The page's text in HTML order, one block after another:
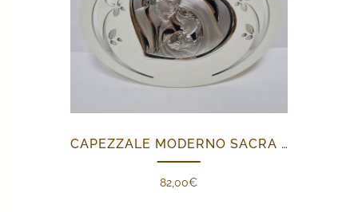
CAPEZZALE MODERNO SACRA FAMIGLIA
82,00€